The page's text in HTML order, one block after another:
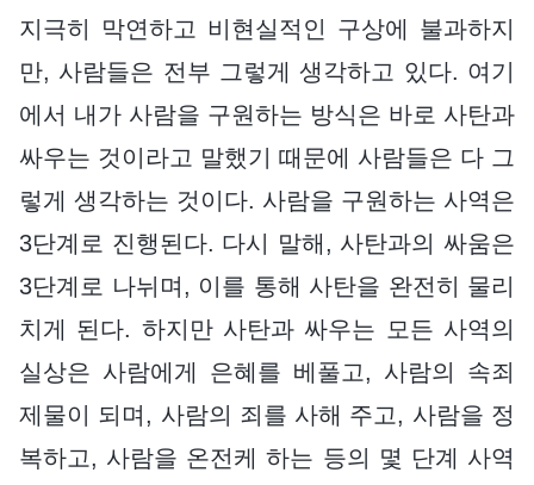
지극히 막연하고 비현실적인 구상에 불과하지
만, 사람들은 전부 그렇게 생각하고 있다. 여기
에서 내가 사람을 구원하는 방식은 바로 사탄과
싸우는 것이라고 말했기 때문에 사람들은 다 그
렇게 생각하는 것이다. 사람을 구원하는 사역은
3단계로 진행된다. 다시 말해, 사탄과의 싸움은
3단계로 나뉘며, 이를 통해 사탄을 완전히 물리
치게 된다. 하지만 사탄과 싸우는 모든 사역의
실상은 사람에게 은혜를 베풀고, 사람의 속죄
제물이 되며, 사람의 죄를 사해 주고, 사람을 정
복하고, 사람을 온전케 하는 등의 몇 단계 사역